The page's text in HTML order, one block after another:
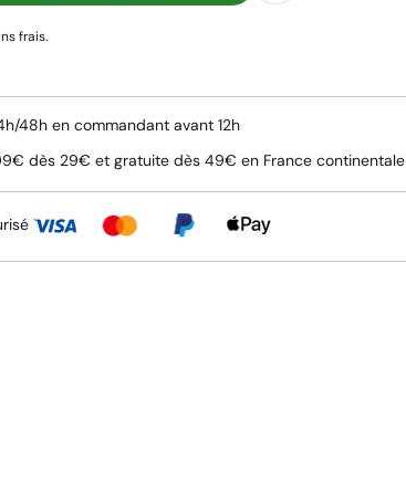
frais.
48h en commandant avant 12h
dès 29€ et gratuite dès 49€ en France continentale